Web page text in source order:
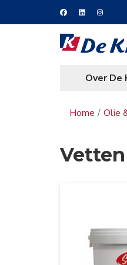
Over De
Home Olie
Vetten